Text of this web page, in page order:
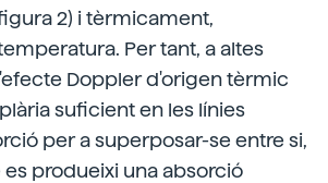
2) i tèrmicament,
Per tant, a altes
Doppler d'origen tèrmic
suficient en les línies
per a superposar-se entre si,
produeixi una absorció